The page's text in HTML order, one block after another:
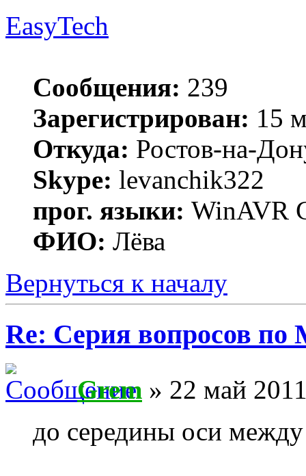
EasyTech
Сообщения: 239
Зарегистрирован: 15
Откуда: Ростов-на-
Skype: levanchik322
прог. языки: WinAVR
ФИО: Лёва
Вернуться к началу
Re: Серия вопросов
Grem » 22 май
до середины оси